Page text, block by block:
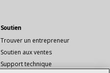
Soutien
Trouver un entrepreneur
Soutien aux ventes
Support technique